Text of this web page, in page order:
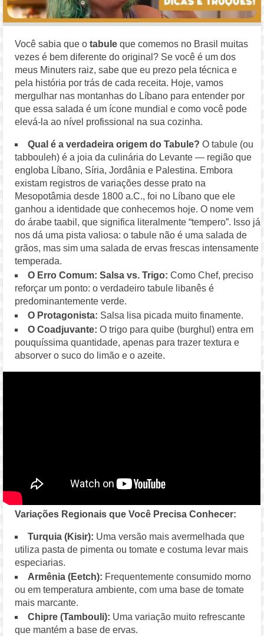
Você sabia que o tabule que comemos no Brasil muitas
vezes é bem diferente do original? Se você é um dos
meus Minuters raiz, sabe que eu prezo pela técnica e
pela história por trás de cada receita. Hoje, vamos
mergulhar nas montanhas do Líbano para entender por
que essa salada é um ícone mundial e como você pode
elevá-la ao nível profissional na sua cozinha.
Qual é a verdadeira origem do Tabule?O tabule (ou
tabbouleh) é a joia da culinária do Levante — região que
engloba Líbano, Síria, Jordânia e Palestina. Embora
existam registros de variações desse prato na
Mesopotâmia desde 1800 a.C., foi no Líbano que ele
ganhou a identidade que conhecemos hoje. O nome vem
do árabe taabil, que significa literalmente “tempero”. Isso já
nos dá uma pista valiosa: o tabule não é uma salada de
grãos, mas sim uma salada de ervas frescas intensamente
temperada.
O Erro Comum: Salsa vs. Trigo:Como Chef, preciso
reforçar um ponto: o verdadeiro tabule libanês é
predominantemente verde.
O Protagonista: Salsa lisa picada muito finamente.
O Coadjuvante: O trigo para quibe (burghul) entra em
pouquíssima quantidade, apenas para trazer textura e
absorver o suco do limão e o azeite.
Variações Regionais que Você Precisa Conhecer:
Turquia (Kisir): Uma versão mais avermelhada que
utiliza pasta de pimenta ou tomate e costuma levar mais
especiarias.
Armênia (Eetch): Frequentemente consumido morno
ou em temperatura ambiente, com uma base de tomate
mais marcante.
Chipre (Tambouli): Uma variação muito refrescante
que mantém a base de ervas.